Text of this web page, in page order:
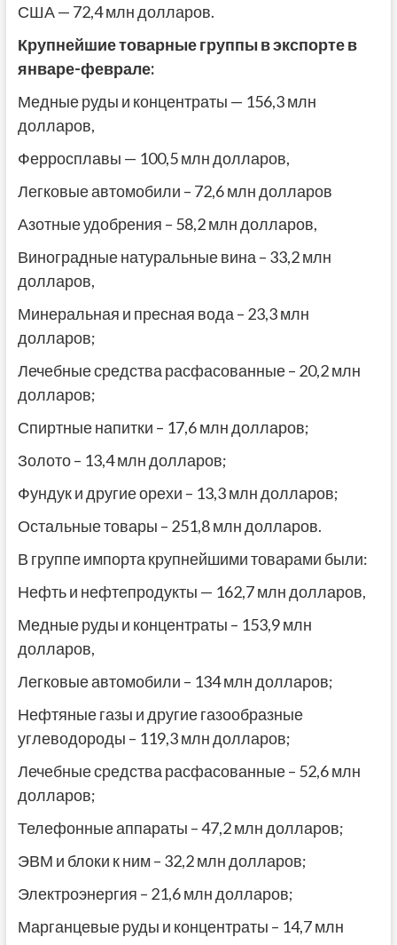
США — 72,4 млн долларов.
Крупнейшие товарные группы в экспорте в
январе-феврале:
Медные руды и концентраты — 156,3 млн
долларов,
Ферросплавы — 100,5 млн долларов,
Легковые автомобили – 72,6 млн долларов
Азотные удобрения – 58,2 млн долларов,
Виноградные натуральные вина – 33,2 млн
долларов,
Минеральная и пресная вода – 23,3 млн
долларов;
Лечебные средства расфасованные – 20,2 млн
долларов;
Спиртные напитки – 17,6 млн долларов;
Золото – 13,4 млн долларов;
Фундук и другие орехи – 13,3 млн долларов;
Остальные товары – 251,8 млн долларов.
В группе импорта крупнейшими товарами были:
Нефть и нефтепродукты — 162,7 млн ​​долларов,
Медные руды и концентраты – 153,9 млн
долларов,
Легковые автомобили – 134 млн долларов;
Нефтяные газы и другие газообразные
углеводороды – 119,3 млн долларов;
Лечебные средства расфасованные – 52,6 млн
долларов;
Телефонные аппараты – 47,2 млн долларов;
ЭВМ и блоки к ним – 32,2 млн долларов;
Электроэнергия – 21,6 млн долларов;
Марганцевые руды и концентраты – 14,7 млн ​​